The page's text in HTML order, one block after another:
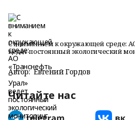
С вниманием к окружающей среде:
ведет постоянный экологический
Автор: Евгений Гордов
Читайте нас